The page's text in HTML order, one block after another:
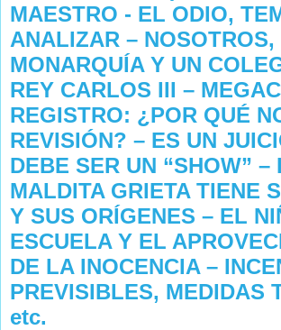
MAESTRO - EL ODIO,
ANALIZAR – NOSOTROS,
MONARQUÍA Y UN
REY CARLOS III –
REGISTRO: ¿POR QUÉ
REVISIÓN? – ES UN
DEBE SER UN “SHOW” –
MALDITA GRIETA TIENE
Y SUS ORÍGENES – EL
ESCUELA Y EL
DE LA INOCENCIA –
PREVISIBLES, MEDIDAS
etc.